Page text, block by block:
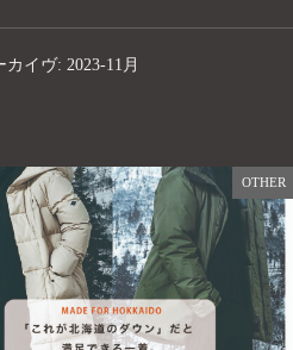
カイヴ: 2023-11月
OTHER